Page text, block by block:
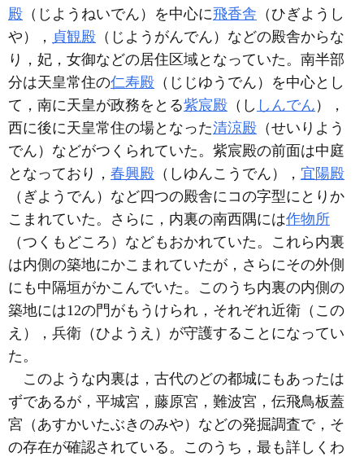
殿 （じようねいでん）を中心に飛香舎 （ひぎようし
や）， 貞観殿 （じようがんでん）などの殿舎からな
り，妃，女御などの居住区域となっていた。南半部
分は天皇常住の仁寿殿 （じじゆうでん）を中心とし
て，南に天皇が政務をとる紫宸殿 （し しんでん ），
西に後に天皇常住の場となった清涼殿 （せいりよう
でん）などがつくられていた。紫宸殿の前面は中庭
となっており， 春興殿 （しゆんこうでん）， 宜陽殿
（ぎようでん）など四つの殿舎にコの字型にとりか
こまれていた。さらに，内裏の南西隅には作物所
（つくもどころ）などもおかれていた。これら内裏
は内側の築地にかこまれていたが，さらにその外側
にも中隔垣がかこんでいた。このうち内裏の内側の
築地には12の門がもうけられ，それぞれ近衛（この
え），兵衛（ひようえ）が守護することになってい
た。
このような内裏は，古代のどの都城にもあったは
ずであるが，平城宮，藤原宮，難波宮，伝飛鳥板蓋
宮（あすかいたぶきのみや）などの発掘調査で，そ
の存在が確認されている。このうち，最も詳しくわ